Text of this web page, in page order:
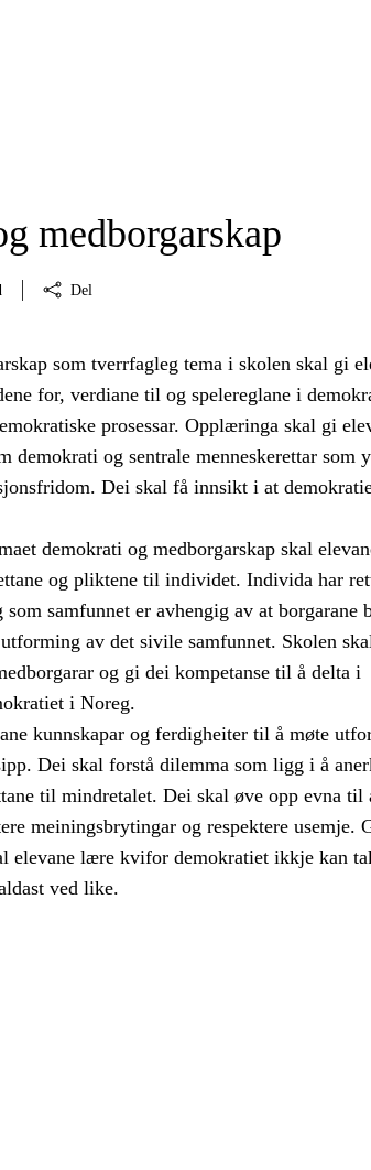
medborgarskap
Del
som tverrfagleg tema i skolen skal gi
for, verdiane til og spelereglane i
prosessar. Opplæringa skal gi
demokrati og sentrale menneskerettar som
Dei skal få innsikt i at
demokrati og medborgarskap skal
og pliktene til individet. Individa har
samfunnet er avhengig av at borgarane
av det sivile samfunnet. Skolen
og gi dei kompetanse til å delta i
i Noreg.
kunnskapar og ferdigheiter til å møte
Dei skal forstå dilemma som ligg i å
til mindretalet. Dei skal øve opp evna til
meiningsbrytingar og respektere usemje.
elevane lære kvifor demokratiet ikkje kan
ved like.